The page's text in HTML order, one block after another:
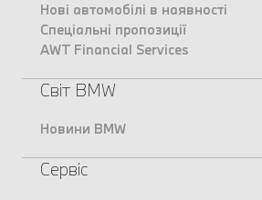
Нові автомобілі в наявності
Спеціальні пропозиції
AWT Financial Services
Світ BMW
Новини BMW
Сервіс